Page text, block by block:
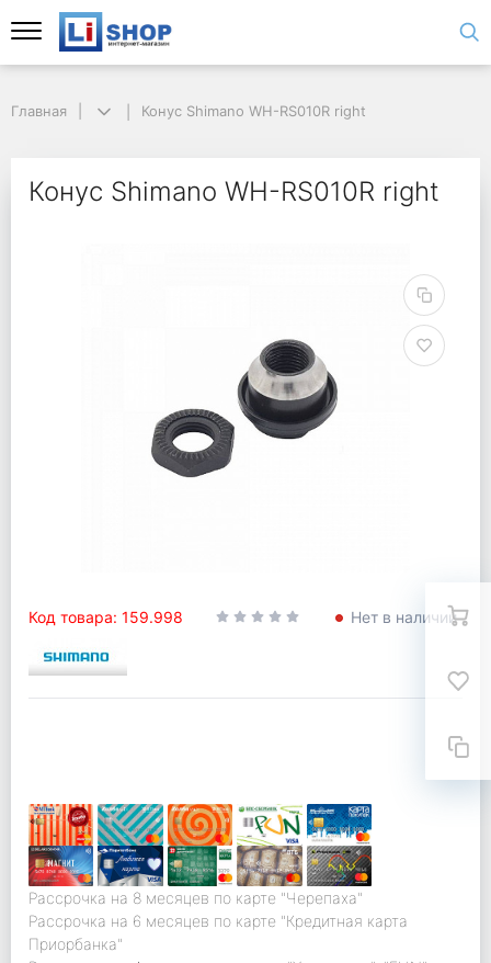
Главная Конус Shimano WH-RS010R right
Конус Shimano WH-RS010R right
Код товара: 159.998 Нет в наличии
Рассрочка на 8 месяцев по карте "Черепаха"
Рассрочка на 6 месяцев по карте "Кредитная карта
Приорбанка"